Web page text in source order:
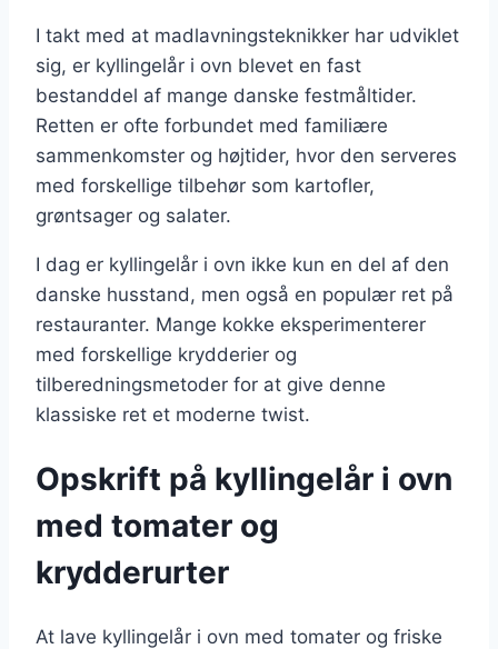
I takt med at madlavningsteknikker har udviklet
sig, er kyllingelår i ovn blevet en fast
bestanddel af mange danske festmåltider.
Retten er ofte forbundet med familiære
sammenkomster og højtider, hvor den serveres
med forskellige tilbehør som kartofler,
grøntsager og salater.
I dag er kyllingelår i ovn ikke kun en del af den
danske husstand, men også en populær ret på
restauranter. Mange kokke eksperimenterer
med forskellige krydderier og
tilberedningsmetoder for at give denne
klassiske ret et moderne twist.
Opskrift på kyllingelår i ovn
med tomater og
krydderurter
At lave kyllingelår i ovn med tomater og friske